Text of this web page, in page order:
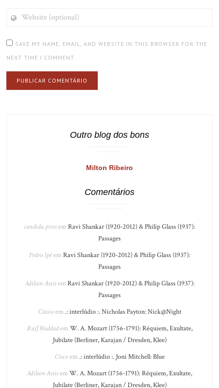
(OPTIONAL)
SAVE MY NAME, EMAIL, AND WEBSITE IN THIS BROWSER FOR THE
NEXT TIME I COMMENT.
Outro blog dos bons
Milton Ribeiro
Comentários
candida piresem Ravi Shankar (1920-2012) & Philip Glass (1937):
Passages
Pedro Ipêem Ravi Shankar (1920-2012) & Philip Glass (1937):
Passages
Adilson Assisem Ravi Shankar (1920-2012) & Philip Glass (1937):
Passages
Cássioem .: interlúdio :. Nicholas Payton: Nick@Night
Raif Haddadem W. A. Mozart (1756-1791): Réquiem, Exultate,
Jubilate (Berliner, Karajan / Dresden, Klee)
Ciscoem .: interlúdio :. Joni Mitchell: Blue
Adilson Assisem W. A. Mozart (1756-1791): Réquiem, Exultate,
Jubilate (Berliner, Karajan / Dresden, Klee)